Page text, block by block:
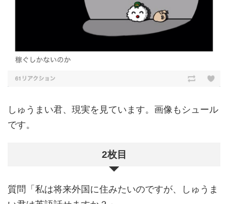
しゅうまい君、現実を見ています。画像もシュール
です。
2枚目
質問「私は将来外国に住みたいのですが、しゅうま